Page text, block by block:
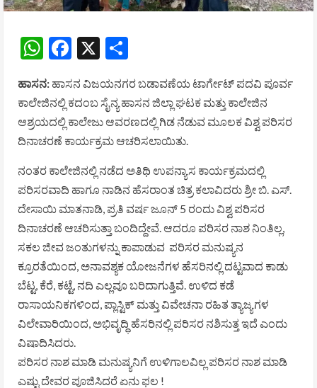
WhatsApp
Facebook
X
ಹಾಸನ: ಹಾಸನ ವಿಜಯನಗರ ಬಡಾವಣೆಯ ಟಾರ್ಗೇಟ್ ಪದವಿ ಪೂರ್ವ
ಕಾಲೇಜಿನಲ್ಲಿ ಕದಂಬ ಸೈನ್ಯ ಹಾಸನ ಜಿಲ್ಲಾ ಘಟಕ ಮತ್ತು ಕಾಲೇಜಿನ
ಆಶ್ರಯದಲ್ಲಿ ಕಾಲೇಜು ಆವರಣದಲ್ಲಿ ಗಿಡ ನೆಡುವ ಮೂಲಕ ವಿಶ್ವ ಪರಿಸರ
ದಿನಾಚರಣೆ ಕಾರ್ಯಕ್ರಮ ಆಚರಿಸಲಾಯಿತು.
ನಂತರ ಕಾಲೇಜಿನಲ್ಲಿ ನಡೆದ ಅತಿಥಿ ಉಪನ್ಯಾಸ ಕಾರ್ಯಕ್ರಮದಲ್ಲಿ
ಪರಿಸರವಾದಿ ಹಾಗೂ ನಾಡಿನ ಹೆಸರಾಂತ ಚಿತ್ರ ಕಲಾವಿದರು ಶ್ರೀ ಬಿ. ಎಸ್.
ದೇಸಾಯಿ ಮಾತನಾಡಿ, ಪ್ರತಿ ವರ್ಷ ಜೂನ್ 5 ರಂದು ವಿಶ್ವ ಪರಿಸರ
ದಿನಾಚರಣೆ ಆಚರಿಸುತ್ತಾ ಬಂದಿದ್ದೇವೆ. ಆದರೂ ಪರಿಸರ ನಾಶ ನಿಂತಿಲ್ಲ,
ಸಕಲ ಜೀವ ಜಂತುಗಳನ್ನು ಕಾಪಾಡುವ ಪರಿಸರ ಮನುಷ್ಯನ
ಕ್ರೂರತೆಯಿಂದ, ಅನಾವಶ್ಯಕ ಯೋಜನೆಗಳ ಹೆಸರಿನಲ್ಲಿ ದಟ್ಟವಾದ ಕಾಡು
ಬೆಟ್ಟ, ಕೆರೆ, ಕಟ್ಟೆ, ನದಿ ಎಲ್ಲವೂ ಬರಿದಾಗುತ್ತಿವೆ. ಉಳಿದ ಕಡೆ
ರಾಸಾಯನಿಕಗಳಿಂದ, ಪ್ಲಾಸ್ಟಿಕ್ ಮತ್ತು ವಿವೇಚನಾ ರಹಿತ ತ್ಯಾಜ್ಯಗಳ
ವಿಲೇವಾರಿಯಿಂದ, ಅಭಿವೃದ್ಧಿ ಹೆಸರಿನಲ್ಲಿ ಪರಿಸರ ನಶಿಸುತ್ತ ಇದೆ ಎಂದು
ವಿಷಾದಿಸಿದರು.
ಪರಿಸರ ನಾಶ ಮಾಡಿ ಮನುಷ್ಯನಿಗೆ ಉಳಿಗಾಲವಿಲ್ಲ ಪರಿಸರ ನಾಶ ಮಾಡಿ
ಎಷ್ಟು ದೇವರ ಪೂಜಿಸಿದರೆ ಏನು ಫಲ !